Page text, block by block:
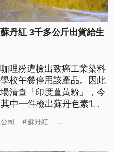
丹紅 3千多公斤出貨給生
哩粉遭檢出致癌工業染料
校午餐停用該產品。因此
清查「印度薑黃粉」，今
中一件檢出蘇丹色素1號
司 蘇丹紅 ...